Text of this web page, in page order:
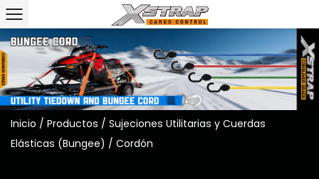
Inicio / Productos / Sujeciones Utilitarias y Cuerdas
Elásticas (Bungee) / Cordón